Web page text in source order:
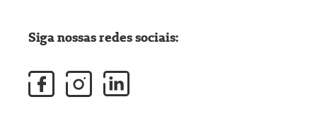
Siga nossas redes sociais: